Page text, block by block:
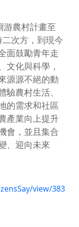
游農村計畫至
次方，到現今
面鼓勵青年走
文化與科學，
源源不絕的動
驗農村生活、
的需求和社區
產業向上提升
會，並且集合
、迎向未來
view/383